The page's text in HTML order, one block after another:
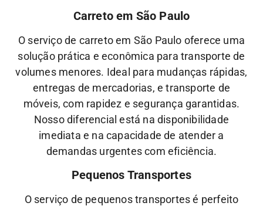
Carreto em São Paulo
O serviço de carreto em São Paulo oferece uma
solução prática e econômica para transporte de
volumes menores. Ideal para mudanças rápidas,
entregas de mercadorias, e transporte de
móveis, com rapidez e segurança garantidas.
Nosso diferencial está na disponibilidade
imediata e na capacidade de atender a
demandas urgentes com eficiência.
Pequenos Transportes
O serviço de pequenos transportes é perfeito